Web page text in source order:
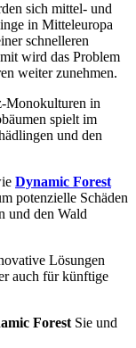
sich mittel- und
in Mitteleuropa
schnelleren
wird das Problem
weiter zunehmen.
Monokulturen in
spielt im
und den
Dynamic Forest
potenzielle Schäden
und den Wald
Lösungen
auch für künftige
Forest Sie und